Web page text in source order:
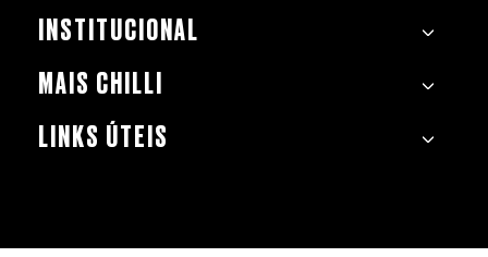
INSTITUCIONAL
MAIS CHILLI
LINKS ÚTEIS